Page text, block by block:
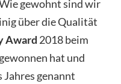
gewohnt sind wir
über die Qualität
Award 2018 beim
hat und
genannt